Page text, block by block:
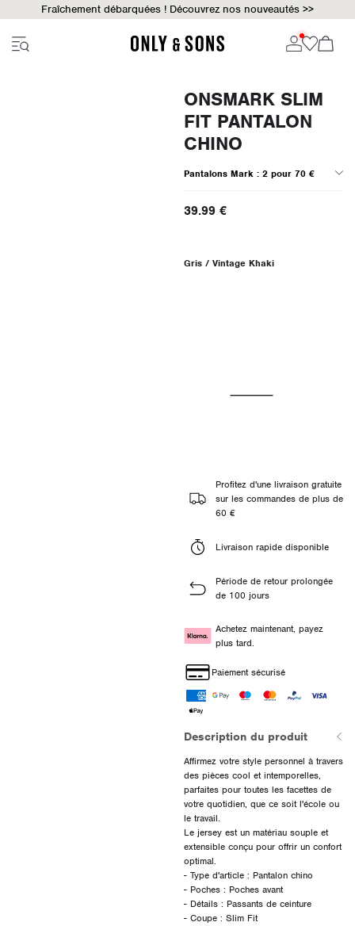
Fraîchement débarquées ! Découvrez nos nouveautés >>
ONSMARK SLIM
FIT PANTALON
CHINO
Pantalons Mark : 2 pour 70 €
39.99 €
Gris / Vintage Khaki
Profitez d'une livraison gratuite
sur les commandes de plus de
60 €
Livraison rapide disponible
Période de retour prolongée
de 100 jours
Achetez maintenant, payez
plus tard.
Paiement sécurisé
Description du produit
Affirmez votre style personnel à travers
des pièces cool et intemporelles,
parfaites pour toutes les facettes de
votre quotidien, que ce soit l'école ou
le travail.
Le jersey est un matériau souple et
extensible conçu pour offrir un confort
optimal.
- Type d'article : Pantalon chino
- Poches : Poches avant
- Détails : Passants de ceinture
- Coupe : Slim Fit